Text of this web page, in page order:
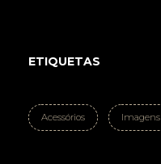
ETIQUETAS
Acessórios Imagens